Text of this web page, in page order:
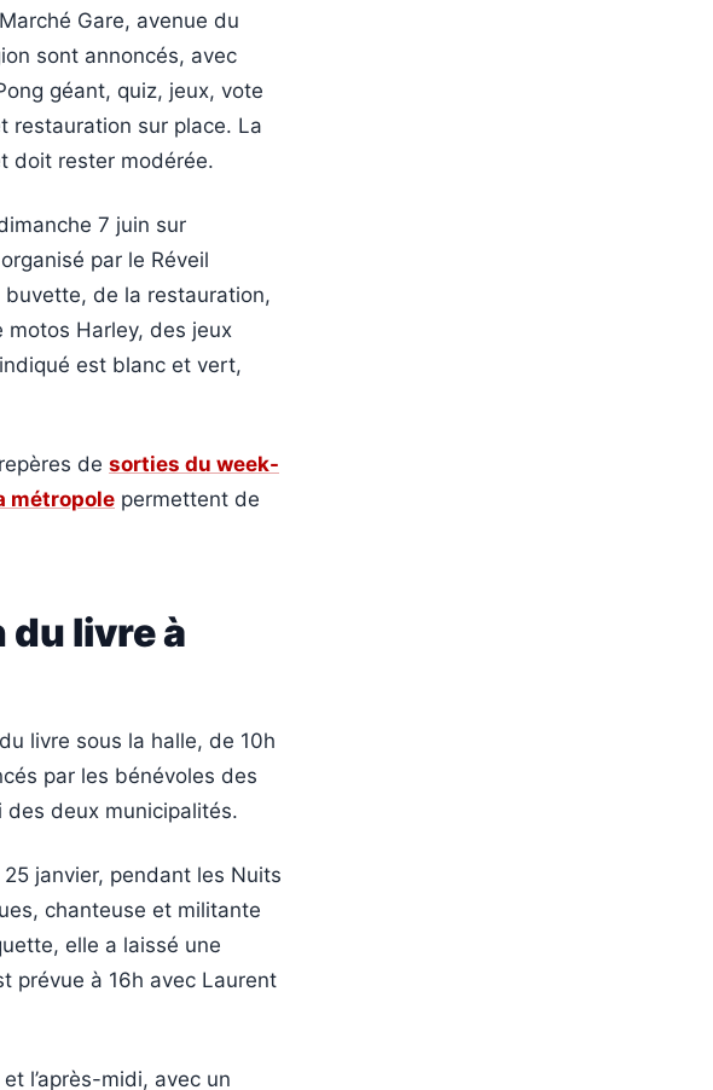
Gare, avenue du
sont annoncés, avec
géant, quiz, jeux, vote
restauration sur place. La
doit rester modérée.
7 juin sur
par le Réveil
de la restauration,
Harley, des jeux
est blanc et vert,
de sorties du week-
métropole permettent de
du livre à
livre sous la halle, de 10h
par les bénévoles des
des deux municipalités.
janvier, pendant les Nuits
chanteuse et militante
elle a laissé une
prévue à 16h avec Laurent
l’après-midi, avec un